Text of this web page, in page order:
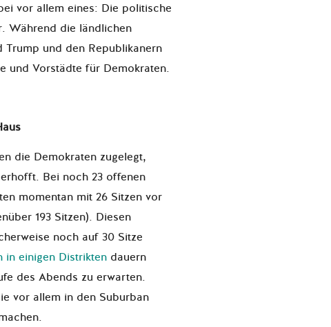
vor allem eines: Die politische
Während die ländlichen
Trump und den Republikanern
und Vorstädte für Demokraten.
die Demokraten zugelegt,
Bei noch 23 offenen
momentan mit 26 Sitzen vor
193 Sitzen). Diesen
noch auf 30 Sitze
in einigen Distrikten dauern
des Abends zu erwarten.
vor allem in den Suburban